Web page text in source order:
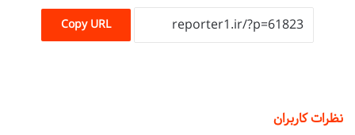
Copy URL
نظرات کاربران